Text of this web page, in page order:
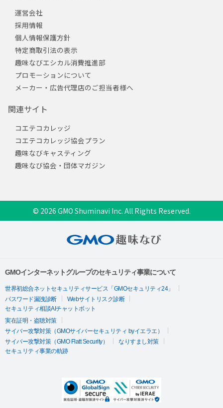
運営会社
採用情報
個人情報保護方針
特定商取引法の表示
趣味なびエシカル消費推進部
プロモーションについて
メーカー・広告代理店のご担当者様へ
関連サイト
コエテコカレッジ
コエテコカレッジ協会プラン
趣味なびキャスティング
趣味なび協会・団体マガジン
© 2026 GMO Shuminavi Inc. All Rights Reserved.